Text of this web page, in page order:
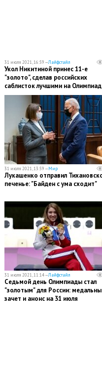
31 июля 2021, 16:59 —Лайфстайл
Укол Никитиной принес 11-е
"золото", сделав российских
саблисток лучшими на
2020
31 июля 2021, 13:59 —Мир
Лукашенко отправил
печенье: "Байден с ума сходит"
31 июля 2021, 11:14 —Лайфстайл
Седьмой день Олимпиады стал
"золотым" для России:
зачет и анонс на 31 июля